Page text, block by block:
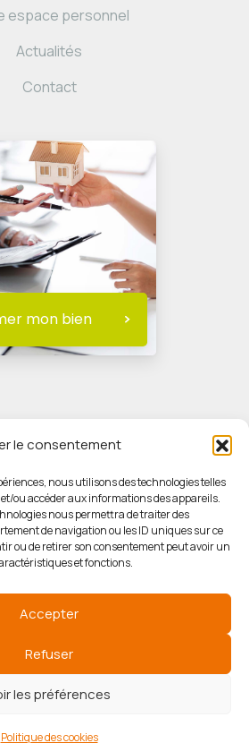
le consentement
nous utilisons des technologies telles
ou accéder aux informations des appareils.
nous permettra de traiter des
de navigation ou les ID uniques sur ce
ou de retirer son consentement peut avoir un
et fonctions.
Accepter
Refuser
les préférences
Politique des cookies
espace personnel
Actualités
Contact
mon bien
IMMOBILIER
Mentions légales
Politique des cookies